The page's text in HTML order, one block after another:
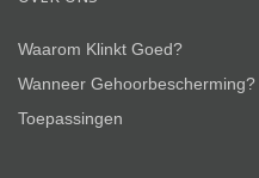
Waarom Klinkt Goed?
Wanneer Gehoorbescherming?
Toepassingen